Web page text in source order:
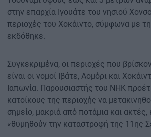
στην επαρχία Ιγουάτε του νησιού
περιοχές του Χοκάιντο, σύμφωνα με
εκδόθηκε.
Συγκεκριμένα, οι περιοχές που
είναι οι νομοί Ιβάτε, Αομόρι και
Ιαπωνία. Παρουσιαστής του NHK
κατοίκους της περιοχής να
σημείο, μακριά από ποτάμια και
«θυμηθούν την καταστροφή της 11ης